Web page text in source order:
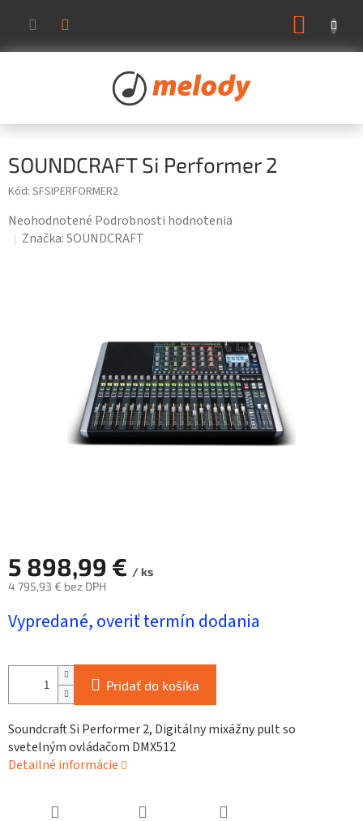
obsah
SOUNDCRAFT Si Performer 2
Kód: SFSIPERFORMER2
Priemerné
hodnotenie
Neohodnotené Podrobnosti hodnotenia
Značka:SOUNDCRAFT
5 898,99 € / ks
4 795,93 € bez DPH
cena:
Vypredané, overiť termín dodania
Pridať do košíka
Soundcraft Si Performer 2, Digitálny mixážny pult so
svetelným ovládačom DMX512
Detailné informácie